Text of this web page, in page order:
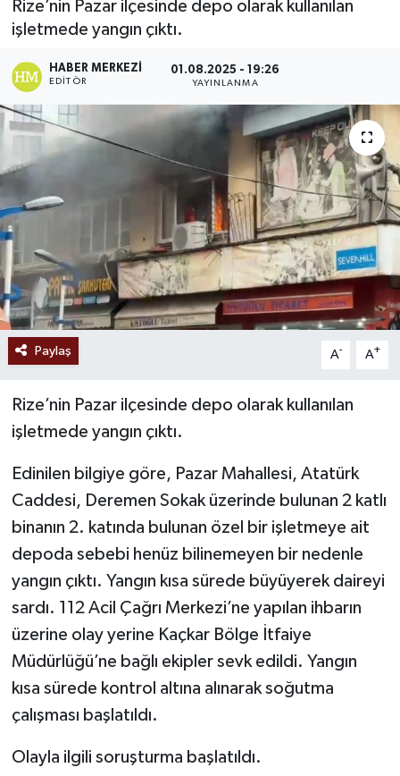
Rize’nin Pazar ilçesinde depo olarak kullanılan
işletmede yangın çıktı.
HABER MERKEZI
EDITÖR
01.08.2025 - 19:26
YAYINLANMA
Paylaş A- A+
Rize’nin Pazar ilçesinde depo olarak kullanılan
işletmede yangın çıktı.
Edinilen bilgiye göre, Pazar Mahallesi, Atatürk
Caddesi, Deremen Sokak üzerinde bulunan 2 katlı
binanın 2. katında bulunan özel bir işletmeye ait
depoda sebebi henüz bilinemeyen bir nedenle
yangın çıktı. Yangın kısa sürede büyüyerek daireyi
sardı. 112 Acil Çağrı Merkezi’ne yapılan ihbarın
üzerine olay yerine Kaçkar Bölge İtfaiye
Müdürlüğü’ne bağlı ekipler sevk edildi. Yangın
kısa sürede kontrol altına alınarak soğutma
çalışması başlatıldı.
Olayla ilgili soruşturma başlatıldı.
Ekonomi
Sağlık
Tokat Haber